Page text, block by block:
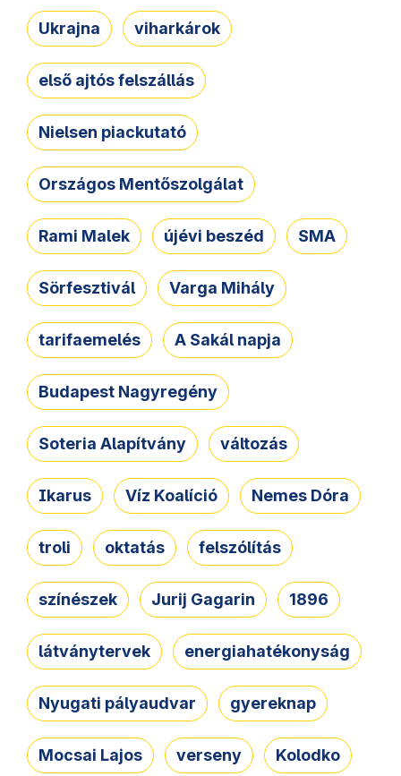
Ukrajna viharkárok
első ajtós felszállás
Nielsen piackutató
Országos Mentőszolgálat
Rami Malek újévi beszéd SMA
Sörfesztivál Varga Mihály
tarifaemelés A Sakál napja
Budapest Nagyregény
Soteria Alapítvány változás
Ikarus Víz Koalíció Nemes Dóra
troli oktatás felszólítás
színészek Jurij Gagarin 1896
látványtervek energiahatékonyság
Nyugati pályaudvar gyereknap
Mocsai Lajos verseny Kolodko